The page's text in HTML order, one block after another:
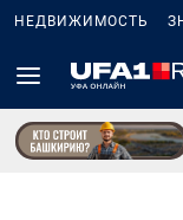
НЕДВИЖИМОСТЬ